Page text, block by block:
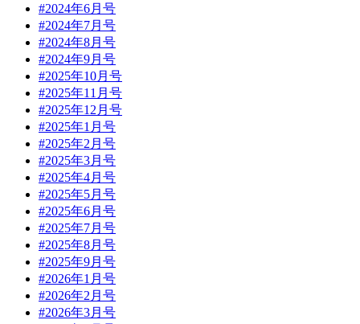
#2024年6月号
#2024年7月号
#2024年8月号
#2024年9月号
#2025年10月号
#2025年11月号
#2025年12月号
#2025年1月号
#2025年2月号
#2025年3月号
#2025年4月号
#2025年5月号
#2025年6月号
#2025年7月号
#2025年8月号
#2025年9月号
#2026年1月号
#2026年2月号
#2026年3月号